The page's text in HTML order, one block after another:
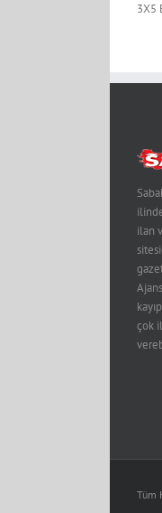
3X5
ilan
çok
Tüm